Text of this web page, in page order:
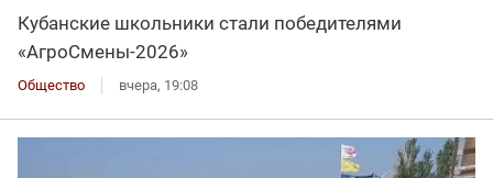
Кубанские школьники стали победителями
«АгроСмены-2026»
Общество вчера, 19:08